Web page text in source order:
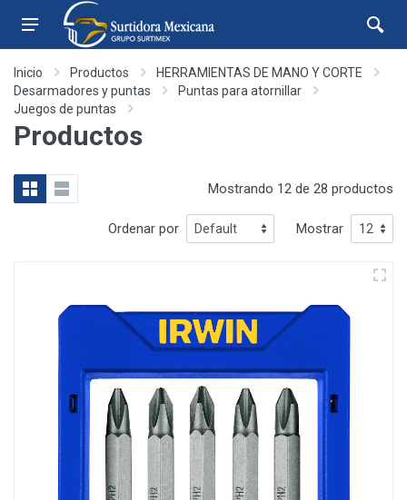
Inicio Productos
HERRAMIENTAS DE MANO Y CORTE
Desarmadores y puntas
Puntas para atornillar
Juegos de puntas
Productos
Mostrando 12 de 28 productos
Ordenar por Mostrar